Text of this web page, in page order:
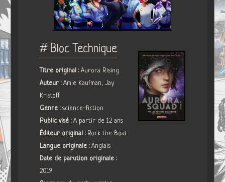
# Bloc Technique
Titre original :Aurora Rising
Auteur :Amie Kaufman, Jay
Kristoff
Genre :science-fiction
Public visé :A partir de 12 ans
Éditeur original : Rock the Boat
Langue originale :Anglais
Date de parution originale :
2019